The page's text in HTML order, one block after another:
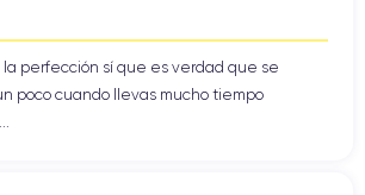
la perfección sí que es verdad que se
poco cuando llevas mucho tiempo